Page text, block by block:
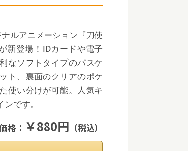
ルアニメーション『刀使
新登場！IDカードや電子
なソフトタイプのパスケ
ト、裏面のクリアのポケ
使い分けが可能。人気キ
です。
価格： ￥880円 （税込）